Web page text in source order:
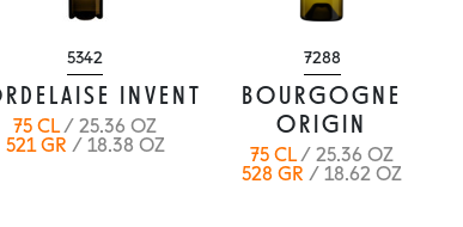
5342
INVENT
75 CL/ 25.36 OZ
521 GR / 18.38 OZ
7288
BOURGOGNE
ORIGIN
75 CL/ 25.36 OZ
528 GR / 18.62 OZ